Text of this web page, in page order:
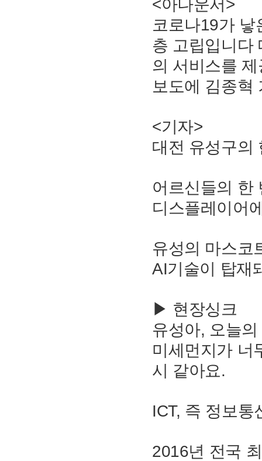
<아나운서>
코로나19가
층 고립입니다
의 서비스를
보도에 김종혁
<기자>
대전 유성구의
어르신들의 한
디스플레이어
유성의 마스코
AI기술이 탑재
▶ 현장싱크
유성아, 오늘
미세먼지가 너
시 같아요.
ICT, 즉 정보
2016년 전국